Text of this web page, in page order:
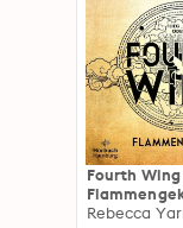
Fourth Wing
Rebecca